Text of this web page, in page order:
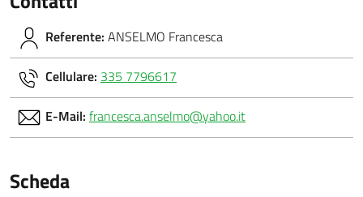
Referente: ANSELMO Francesca
Cellulare: 335 7796617
E-Mail: francesca.anselmo@yahoo.it
Scheda